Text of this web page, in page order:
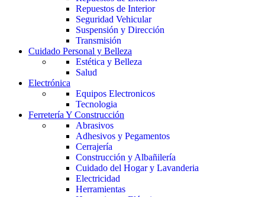
Repuestos de Interior
Seguridad Vehicular
Suspensión y Dirección
Transmisión
Cuidado Personal y Belleza
Estética y Belleza
Salud
Electrónica
Equipos Electronicos
Tecnologia
Ferretería Y Construcción
Abrasivos
Adhesivos y Pegamentos
Cerrajería
Construcción y Albañilería
Cuidado del Hogar y Lavanderia
Electricidad
Herramientas